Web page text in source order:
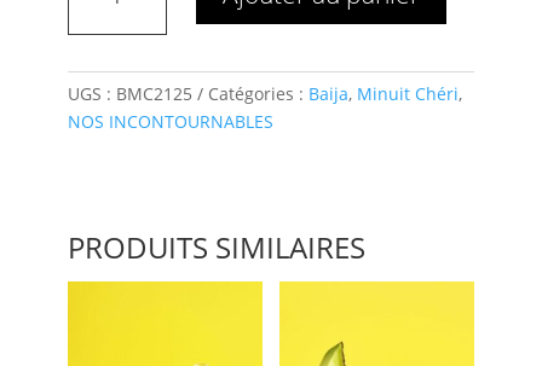
MINUIT
CHERI
125ML
UGS : BMC2125 Catégories : Baija, Minuit Chéri,
NOS INCONTOURNABLES
PRODUITS SIMILAIRES